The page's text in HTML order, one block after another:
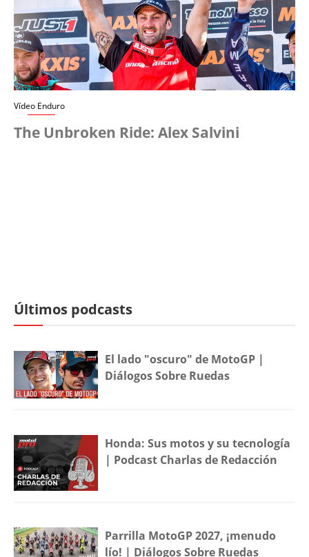
Vídeo Enduro
The Unbroken Ride: Alex Salvini
Últimos podcasts
El lado "oscuro" de MotoGP |
Diálogos Sobre Ruedas
Honda: Sus motos y su tecnología
| Podcast Charlas de Redacción
Parrilla MotoGP 2027, ¡menudo
lío! | Diálogos Sobre Ruedas